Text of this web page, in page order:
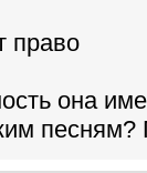
право
она